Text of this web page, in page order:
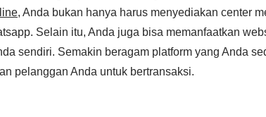
, Anda bukan hanya harus menyediakan center
Selain itu, Anda juga bisa memanfaatkan
sendiri. Semakin beragam platform yang Anda
pelanggan Anda untuk bertransaksi.